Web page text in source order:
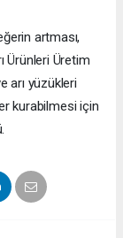
artması,
Ürünleri Üretim
arı yüzükleri
kurabilmesi için